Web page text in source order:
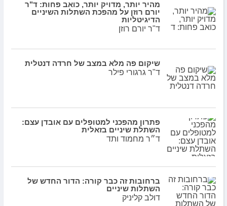
מהיר יותר, מדויק יותר, כואב פחות: ד"ר
יורם רוזן על מהפכת השתלות השיניים
הדיגיטליות
ד"ר יורם רוזן
שיקום פה מלא במצב של חרדה דנטלית
ד"ר גרגורי פילר
פתרון מהפכני למטופלים עם אובדן עצם:
השתלת שיניים בזאלית
ד״ר מחמוד ותד
ברחובות זה כבר קורה: הדור החדש של
השתלות שיניים
דולב קליניק